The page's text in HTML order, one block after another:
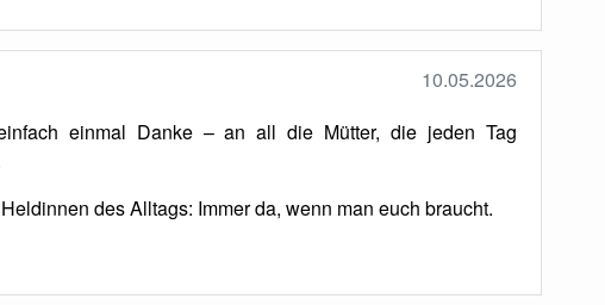
10.05.2026
einmal Danke – an all die Mütter, die jeden Tag
des Alltags: Immer da, wenn man euch braucht.